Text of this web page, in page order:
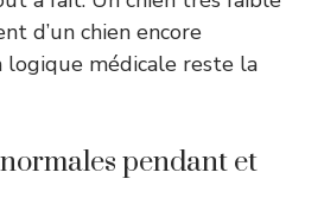
d’un chien encore
logique médicale reste la
pendant et